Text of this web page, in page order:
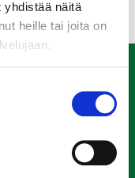
yhdistää näitä
heille tai joita on